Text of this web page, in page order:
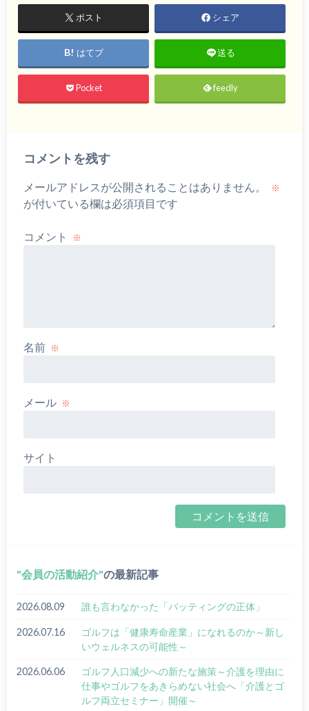
ポスト シェア
はてブ 送る
Pocket feedly
コメントを残す
メールアドレスが公開されることはありません。 ※
が付いている欄は必須項目です
コメント ※
名前 ※
メール ※
サイト
会員の活動紹介 の最新記事
2026.08.09 誰も⾔わなかった「パッティングの正体」
2026.07.16
ゴルフは「健康寿命産業」になれるのか～新し
いウェルネスの可能性～
2026.06.06
ゴルフ人口減少への新たな施策～介護を理由に
仕事やゴルフをあきらめない社会へ「介護とゴ
ルフ両立セミナー」開催～